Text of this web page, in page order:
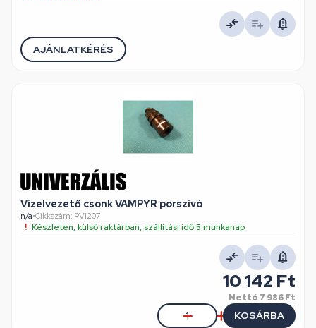
AJÁNLATKÉRÉS
Vízelvezető csonk VAMPYR porszívó
n/a•Cikkszám: PVI207
Készleten, külső raktárban, szállítási idő 5 munkanap
10 142 Ft
Nettó7 986 Ft
KOSÁRBA